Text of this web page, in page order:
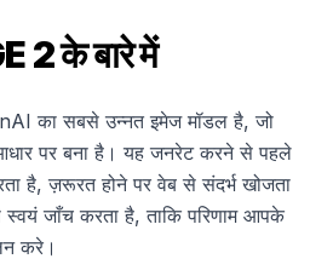
2 के बारे में
का सबसे उन्नत इमेज मॉडल है, जो
पर बना है। यह जनरेट करने से पहले
है, ज़रूरत होने पर वेब से संदर्भ खोजता
जाँच करता है, ताकि परिणाम आपके
करे।